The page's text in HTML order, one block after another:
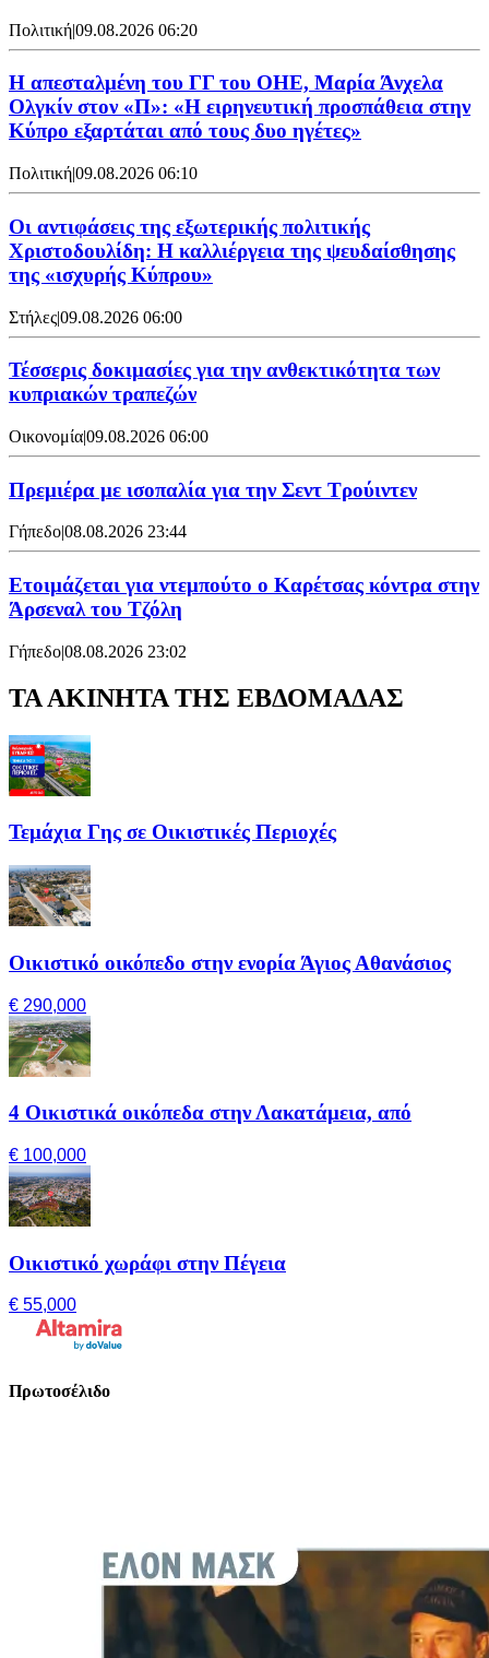
Πολιτική|09.08.2026 06:20
Η απεσταλμένη του ΓΓ του ΟΗΕ, Μαρία Άνχελα
Ολγκίν στον «Π»: «Η ειρηνευτική προσπάθεια στην
Κύπρο εξαρτάται από τους δυο ηγέτες»
Πολιτική|09.08.2026 06:10
Οι αντιφάσεις της εξωτερικής πολιτικής
Χριστοδουλίδη: Η καλλιέργεια της ψευδαίσθησης
της «ισχυρής Κύπρου»
Στήλες|09.08.2026 06:00
Τέσσερις δοκιμασίες για την ανθεκτικότητα των
κυπριακών τραπεζών
Οικονομία|09.08.2026 06:00
Πρεμιέρα με ισοπαλία για την Σεντ Τρούιντεν
Γήπεδο|08.08.2026 23:44
Ετοιμάζεται για ντεμπούτο ο Καρέτσας κόντρα στην
Άρσεναλ του Τζόλη
Γήπεδο|08.08.2026 23:02
ΤΑ ΑΚΙΝΗΤΑ ΤΗΣ ΕΒΔΟΜΑΔΑΣ
Τεμάχια Γης σε Οικιστικές Περιοχές
Οικιστικό οικόπεδο στην ενορία Άγιος Αθανάσιος
€ 290,000
4 Οικιστικά οικόπεδα στην Λακατάμεια, από
€ 100,000
Οικιστικό χωράφι στην Πέγεια
€ 55,000
Πρωτοσέλιδο